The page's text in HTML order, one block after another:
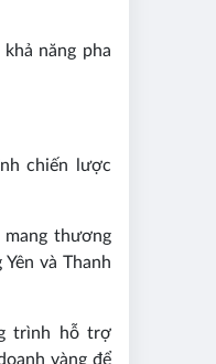
năng pha
chiến lược
thương
và Thanh
trình hỗ trợ
vàng để